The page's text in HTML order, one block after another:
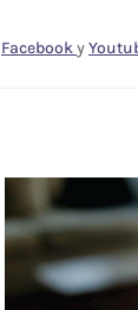
Facebooky